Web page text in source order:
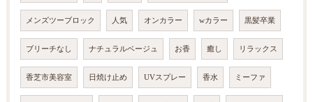
メンズツーブロック 人気 オンカラー wカラー 黒髪卒業
ブリーチなし ナチュラルベージュ お香 癒し リラックス
香芝市美容室 日焼け止め UVスプレー 香水 ミーファ